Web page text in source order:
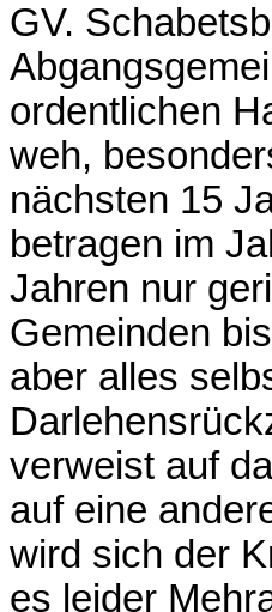
GV.
ordentlichen
weh,
nächsten 15
betragen im
Jahren nur
Gemeinden
aber alles
verweist auf
auf eine
wird sich der
es leider